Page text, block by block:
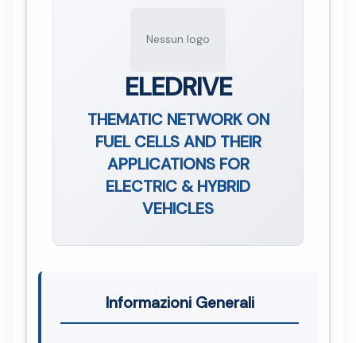
Nessun logo
ELEDRIVE
THEMATIC NETWORK ON
FUEL CELLS AND THEIR
APPLICATIONS FOR
ELECTRIC & HYBRID
VEHICLES
Informazioni Generali